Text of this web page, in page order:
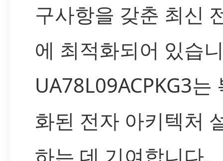
구사항을 갖춘 최신
에 최적화되어 있습
UA78L09ACPKG3는
화된 전자 아키텍처